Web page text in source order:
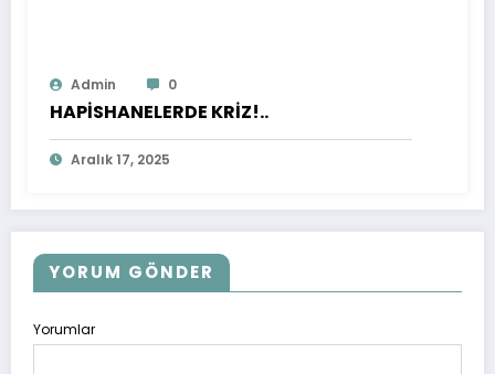
Admin 0
HAPİSHANELERDE KRİZ!..
Aralık 17, 2025
YORUM GÖNDER
Yorumlar